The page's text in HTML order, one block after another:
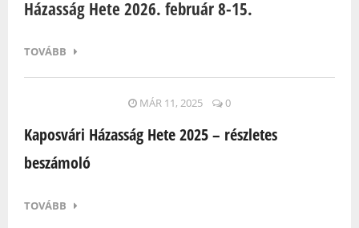
Házasság Hete 2026. február 8-15.
TOVÁBB
MÁR 11, 2025 0
Kaposvári Házasság Hete 2025 – részletes
beszámoló
TOVÁBB